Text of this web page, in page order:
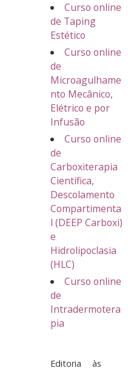
Curso online
de Taping
Estético
Curso online
de
Microagulhame
nto Mecânico,
Elétrico e por
Infusão
Curso online
de
Carboxiterapia
Científica,
Descolamento
Compartimenta
l (DEEP Carboxi)
e
Hidrolipoclasia
(HLC)
Curso online
de
Intradermotera
pia
Editoria
às